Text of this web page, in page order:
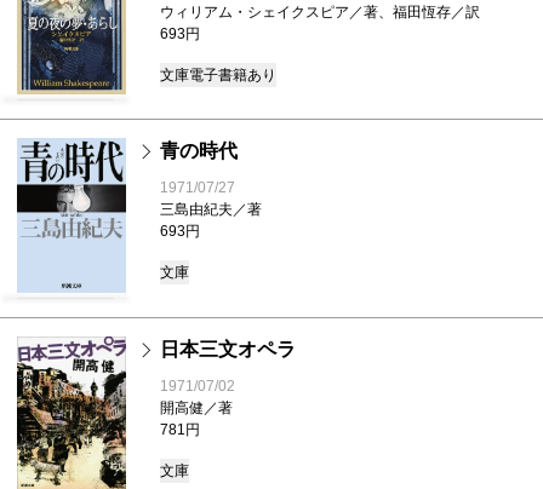
ウィリアム・シェイクスピア／著、福田恆存／訳
693円
文庫電子書籍あり
青の時代
1971/07/27
三島由紀夫／著
693円
文庫
日本三文オペラ
1971/07/02
開高健／著
781円
文庫